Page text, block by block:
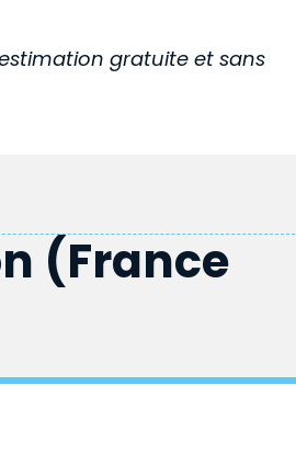
gratuite et sans
(France